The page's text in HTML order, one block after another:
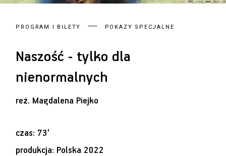
PROGRAM I BILETY POKAZY SPECJALNE
Naszość - tylko dla
nienormalnych
reż. Magdalena Piejko
czas: 73’
produkcja: Polska 2022